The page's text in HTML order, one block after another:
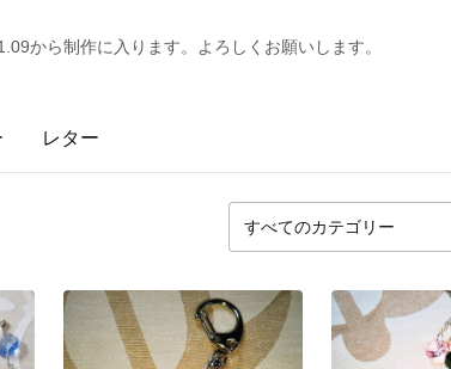
から制作に入ります。よろしくお願いします。
レター